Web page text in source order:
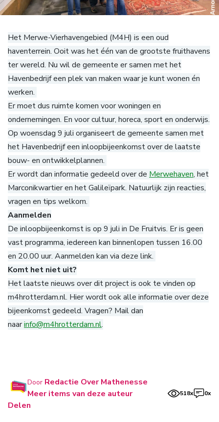
Het Merwe-Vierhavengebied (M4H) is een oud
haventerrein. Ooit was het één van de grootste fruithavens
ter wereld. Nu wil de gemeente er samen met het
Havenbedrijf een plek van maken waar je kunt wonen én
werken.
Er moet dus ruimte komen voor woningen en
ondernemingen. En voor cultuur, horeca, sport en onderwijs.
Op woensdag 9 juli organiseert de gemeente samen met
het Havenbedrijf een inloopbijeenkomst over de laatste
bouw- en ontwikkelplannen.
Er wordt dan informatie gedeeld over de Merwehaven, het
Marconikwartier en het Galileïpark. Natuurlijk zijn reacties,
vragen en tips welkom.
Aanmelden
De inloopbijeenkomst is op 9 juli in De Fruitvis. Er is geen
vast programma, iedereen kan binnenlopen tussen 16.00
en 20.00 uur. Aanmelden kan via deze link.
Komt het niet uit?
Het laatste nieuws over dit project is ook te vinden op
m4hrotterdam.nl. Hier wordt ook alle informatie over deze
bijeenkomst gedeeld. Vragen? Mail dan
naarinfo@m4hrotterdam.nl.
Door Redactie Over Mathenesse
Meer items van deze auteur
518x 0x
Delen